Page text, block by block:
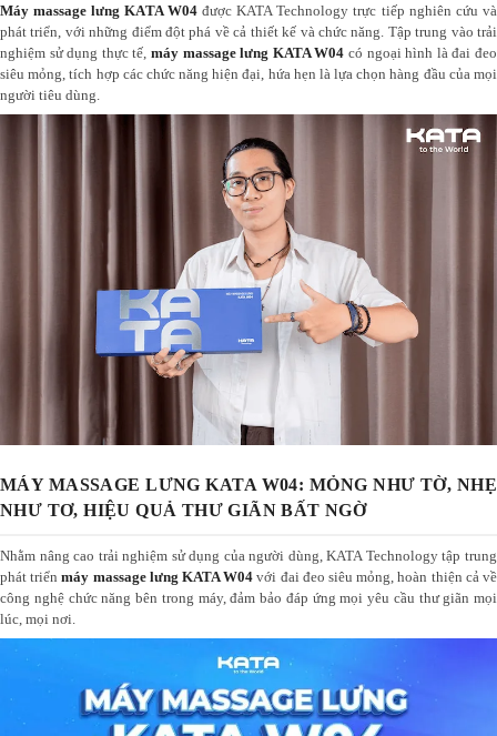
Máy massage lưng KATA W04được KATA Technology trực tiếp nghiên cứu và
phát triển, với những điểm đột phá về cả thiết kế và chức năng. Tập trung vào trải
nghiệm sử dụng thực tế, máy massage lưng KATA W04 có ngoại hình là đai đeo
siêu mỏng, tích hợp các chức năng hiện đại, hứa hẹn là lựa chọn hàng đầu của mọi
người tiêu dùng.
MÁY MASSAGE LƯNG KATA W04: MỎNG NHƯ TỜ, NHẸ
NHƯ TƠ, HIỆU QUẢ THƯ GIÃN BẤT NGỜ
Nhằm nâng cao trải nghiệm sử dụng của người dùng, KATA Technology tập trung
phát triểnmáy massage lưng KATA W04 với đai đeo siêu mỏng, hoàn thiện cả về
công nghệ chức năng bên trong máy, đảm bảo đáp ứng mọi yêu cầu thư giãn mọi
lúc, mọi nơi.